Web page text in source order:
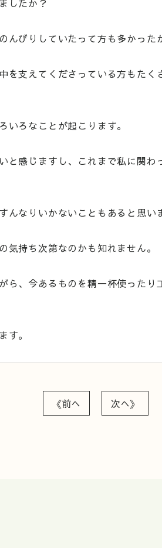
したか？
んびりしていたって方も多かった
を支えてくださっている方もた
ろなことが起こります。
と感じますし、これまで私に関わ
なりいかないこともあると思い
気持ち次第なのかも知れません。
ら、今あるものを精一杯使ったり
す。
《前へ 次へ》